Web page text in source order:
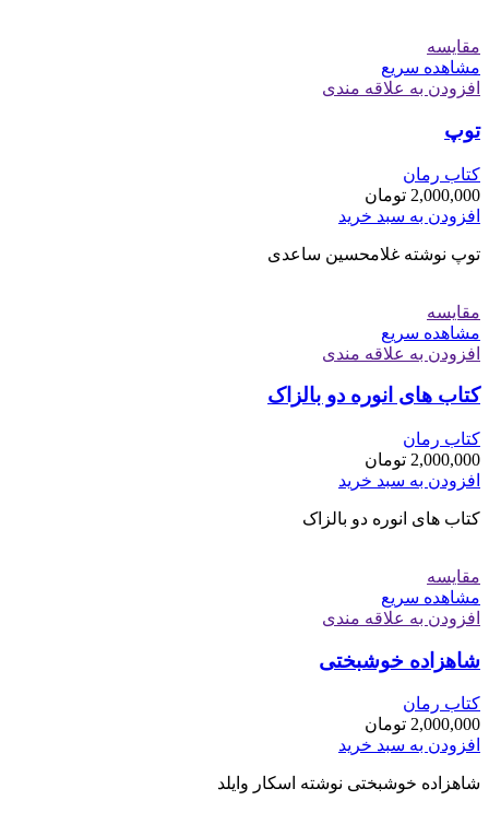
مقایسه
مشاهده سریع
افزودن به علاقه مندی
توپ
کتاب رمان
2,000,000 تومان
افزودن به سبد خرید
توپ نوشته غلامحسین ساعدی
مقایسه
مشاهده سریع
افزودن به علاقه مندی
کتاب های انوره دو بالزاک
کتاب رمان
2,000,000 تومان
افزودن به سبد خرید
کتاب های انوره دو بالزاک
مقایسه
مشاهده سریع
افزودن به علاقه مندی
شاهزاده خوشبختی
کتاب رمان
2,000,000 تومان
افزودن به سبد خرید
شاهزاده خوشبختی نوشته اسکار وایلد